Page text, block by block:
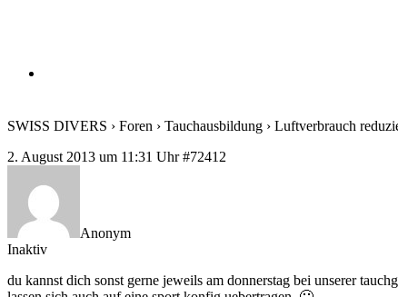
SWISS DIVERS › Foren › Tauchausbildung › Luftverbrauch
2. August 2013 um 11:31 Uhr #72412
Anonym
Inaktiv
du kannst dich sonst gerne jeweils am donnerstag bei unserer